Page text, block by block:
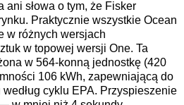
ani słowa o tym, że Fisker
Praktycznie wszystkie Ocean
w różnych wersjach
w topowej wersji One. Ta
w 564-konną jednostkę (420
106 kWh, zapewniającą do
cyklu EPA. Przyspieszenie